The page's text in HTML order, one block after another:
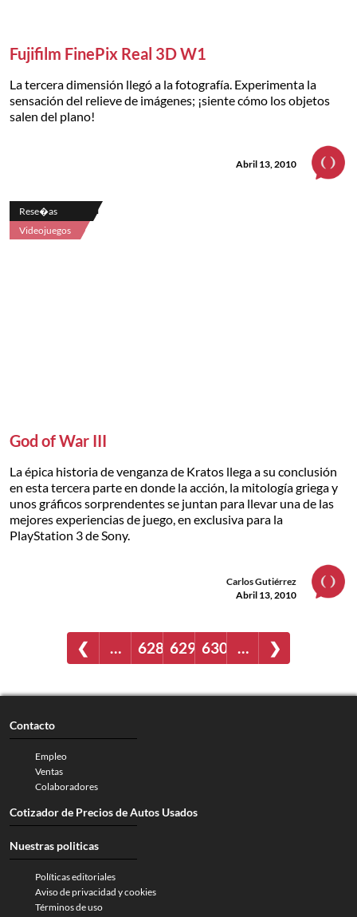
Fujifilm FinePix Real 3D W1
La tercera dimensión llegó a la fotografía. Experimenta la
sensación del relieve de imágenes; ¡siente cómo los objetos
salen del plano!
Abril 13, 2010
Rese�as
Videojuegos
God of War III
La épica historia de venganza de Kratos llega a su conclusión
en esta tercera parte en donde la acción, la mitología griega y
unos gráficos sorprendentes se juntan para llevar una de las
mejores experiencias de juego, en exclusiva para la
PlayStation 3 de Sony.
Carlos Gutiérrez
Abril 13, 2010
❮ … 628 629 630 … ❯
Contacto
Empleo
Ventas
Colaboradores
Cotizador de Precios de Autos Usados
Nuestras politicas
Políticas editoriales
Aviso de privacidad y cookies
Términos de uso